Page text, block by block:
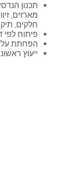
תכנון
מארזים,
חלקים, תיק
פיתוח לפי
הפחתת
ייעוץ